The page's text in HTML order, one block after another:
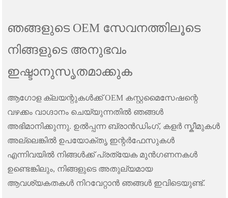
ഞങ്ങളുടെ OEM സേവനത്തിലൂടെ
നിങ്ങളുടെ അനുഭവം
ഇഷ്ടാനുസൃതമാക്കുക
ആഗോള ക്ലയന്റുകൾക്ക് OEM കസ്റ്റമൈസേഷന്റെ
വഴക്കം വാഗ്ദാനം ചെയ്യുന്നതിൽ ഞങ്ങൾ
അഭിമാനിക്കുന്നു. ഉൽപ്പന്ന ബ്രാൻഡിംഗ്, കളർ സ്കീമുകൾ
അല്ലെങ്കിൽ ഉപയോക്തൃ ഇന്റർഫേസുകൾ
എന്നിവയിൽ നിങ്ങൾക്ക് പ്രത്യേക മുൻഗണനകൾ
ഉണ്ടെങ്കിലും, നിങ്ങളുടെ അതുല്യമായ
ആവശ്യകതകൾ നിറവേറ്റാൻ ഞങ്ങൾ ഇവിടെയുണ്ട്.